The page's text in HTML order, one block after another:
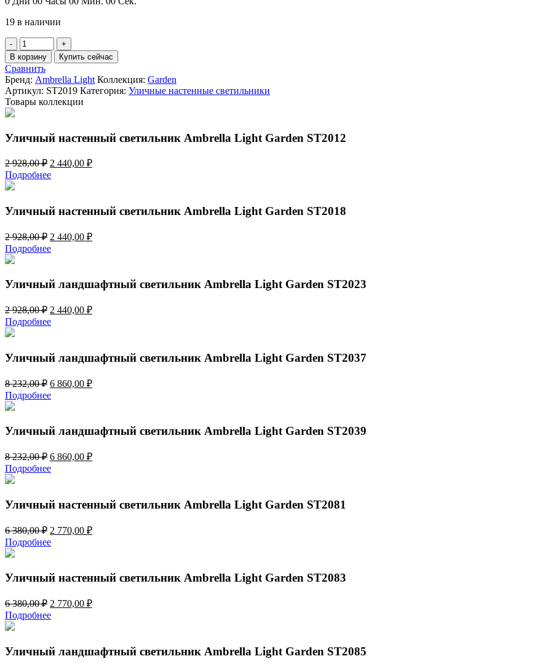
928,00 ₽.
19 в наличии
Количество
товара
Уличный
настенный
светильник
Ambrella
Light
В корзину Купить сейчас
Сравнить
Бренд: Ambrella Light Коллекция: Garden
Артикул: ST2019 Категория: Уличные настенные светильники
Товары коллекции
Уличный настенный светильник Ambrella Light Garden ST2012
2 928,00₽ Первоначальная
цена
составляла
928,00 ₽.
2 440,00 ₽Текущая
Подробнее
Уличный настенный светильник Ambrella Light Garden ST2018
2 928,00₽ Первоначальная
цена
составляла
928,00 ₽.
2 440,00 ₽Текущая
Подробнее
Уличный ландшафтный светильник Ambrella Light Garden ST2023
2 928,00₽ Первоначальная
цена
составляла
928,00 ₽.
2 440,00 ₽Текущая
Подробнее
Уличный ландшафтный светильник Ambrella Light Garden ST2037
8 232,00₽ Первоначальная
цена
составляла
232,00 ₽.
6 860,00 ₽Текущая
Подробнее
Уличный ландшафтный светильник Ambrella Light Garden ST2039
8 232,00₽ Первоначальная
цена
составляла
232,00 ₽.
6 860,00 ₽Текущая
Подробнее
Уличный настенный светильник Ambrella Light Garden ST2081
6 380,00₽ Первоначальная
цена
составляла
380,00 ₽.
2 770,00 ₽Текущая
Подробнее
Уличный настенный светильник Ambrella Light Garden ST2083
6 380,00₽ Первоначальная
цена
составляла
380,00 ₽.
2 770,00 ₽Текущая
Подробнее
Уличный ландшафтный светильник Ambrella Light Garden ST2085